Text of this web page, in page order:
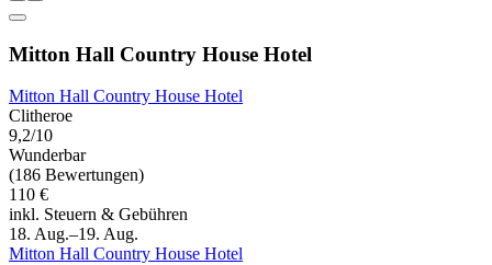
Mitton Hall Country House Hotel
Mitton Hall Country House Hotel
Clitheroe
9,2/10
Wunderbar
(186 Bewertungen)
110 €
inkl. Steuern & Gebühren
18. Aug.–19. Aug.
Mitton Hall Country House Hotel